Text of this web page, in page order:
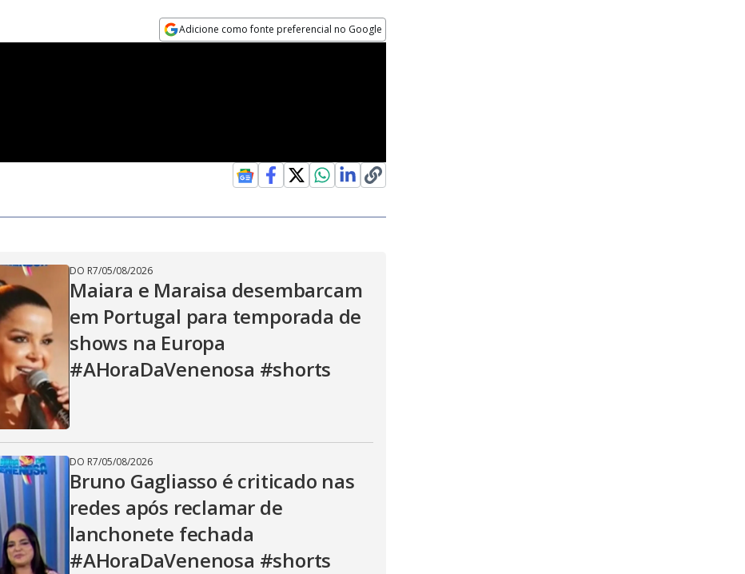
Adicione como fonte preferencial no Google
DO R7/05/08/2026
Maiara e Maraisa desembarcam
em Portugal para temporada de
shows na Europa
#AHoraDaVenenosa #shorts
DO R7/05/08/2026
Bruno Gagliasso é criticado nas
redes após reclamar de
lanchonete fechada
#AHoraDaVenenosa #shorts